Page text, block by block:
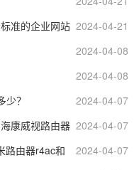
2024-04-21
准的企业网站
2024-04-08
2024-04-08
2024-04-07
？
2024-04-07
康威视路由器
2024-04-07
路由器r4ac和